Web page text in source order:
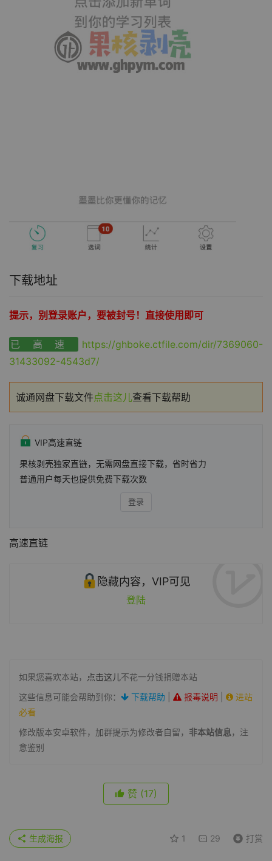
下载地址
提示，别登录账户，要被封号！直接使用即可
已高速
https://ghboke.ctfile.com/dir/7369060-
31433092-4543d7/
诚通网盘下载文件点击这儿查看下载帮助
VIP高速直链
果核剥壳独家直链，无需网盘直接下载，省时省力
普通用户每天也提供免费下载次数
登录
高速直链
隐藏内容，VIP可见
登陆
如果您喜欢本站， 点击这儿不花一分钱捐赠本站
这些信息可能会帮助到你：
下载帮助 报毒说明
进站
必看
修改版本安卓软件，加群提示为修改者自留， 非本站信息，注
意鉴别
赞 (17)
1 29 打赏
生成海报